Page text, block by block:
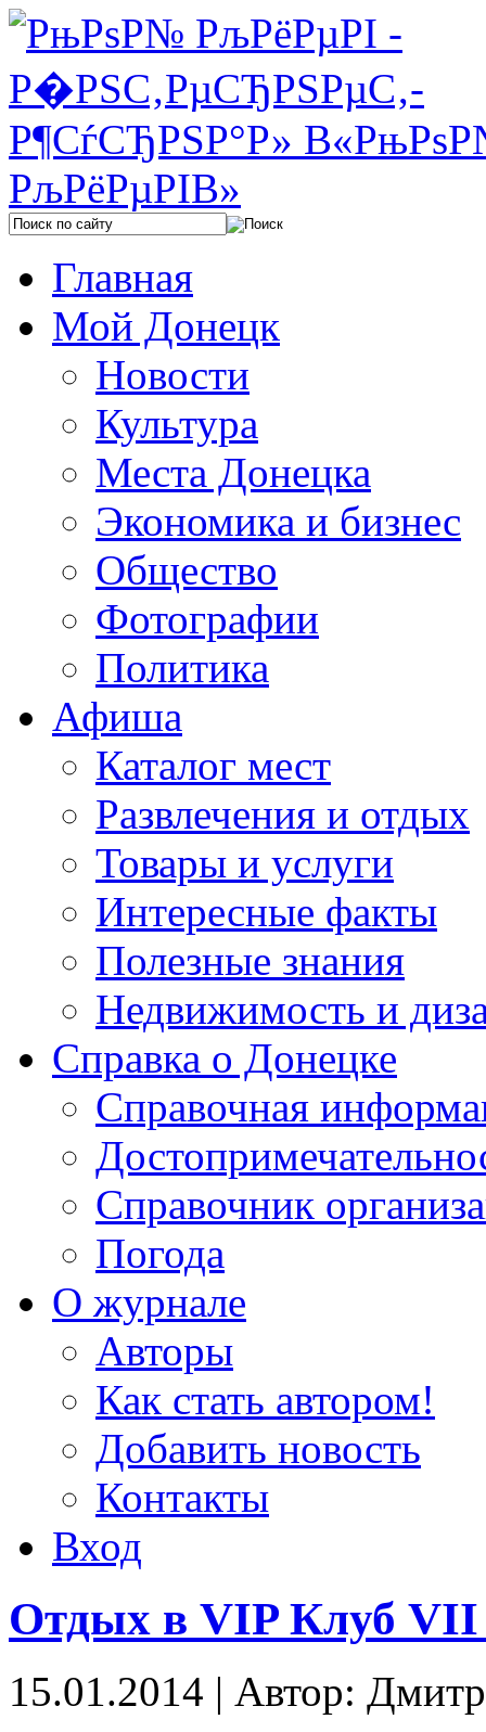
Главная
Мой Донецк
Новости
Культура
Места Донецка
Экономика и бизнес
Общество
Фотографии
Политика
Афиша
Каталог мест
Развлечения и отдых
Товары и услуги
Интересные факты
Полезные знания
Недвижимость и
Справка о Донецке
Справочная
Справочник
Погода
О журнале
Авторы
Как стать автором!
Добавить новость
Контакты
Вход
Отдых в VIP Клуб VII
15.01.2014 | Автор: